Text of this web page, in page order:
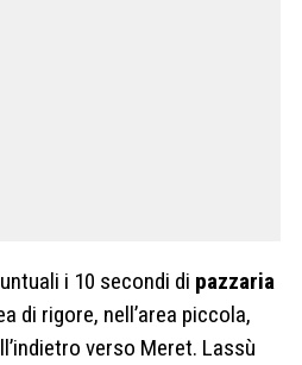
i 10 secondi di pazzaria
di rigore, nell’area piccola,
verso Meret. Lassù